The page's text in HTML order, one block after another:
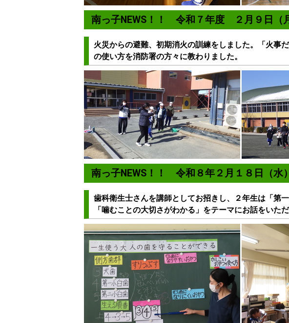
南っ子NEWS！！ 令和７年度 ２月９日（
火災からの避難、初期消火の訓練をしました。「火事
の使い方を消防署の方々に教わりました。
南っ子NEWS！！ 令和８年２月１８日（水
歯科衛生士さんを講師としてお招きし、２年生は「第
「噛むことの大切さがわかる」をテーマにお話をいた